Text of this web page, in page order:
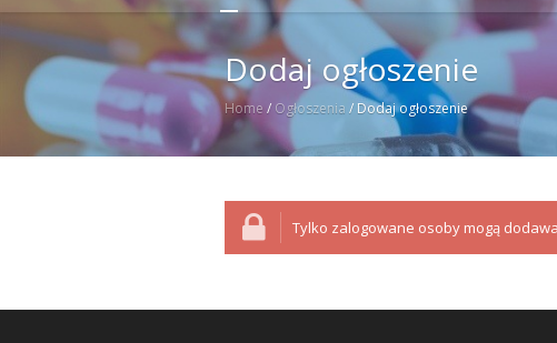
główna
Dodaj ogłoszenie
Home / Ogłoszenia / Dodaj ogłoszenie
Tylko zalogowane osoby mogą